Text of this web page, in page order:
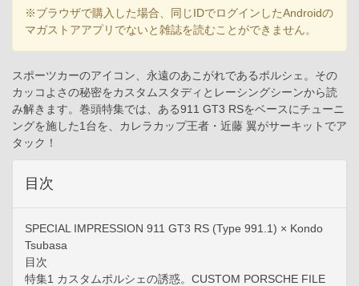
※ブラウザで購入した場合、同じIDでログインしたAndroidの
マガストアアプリでないと雑誌を読むことができません。
スポーツカーのアイコン、永遠のあこがれであるポルシェ。その
カッコよさの秘密をカスタムスタディとレーシングシーンから読
み解きます。巻頭特集では、ある911 GT3 RSをベースにチューニ
ングを施した1台を、カレラカップ王者・近藤 翼がサーキットでア
タック！
目次
SPECIAL IMPRESSION 911 GT3 RS (Type 991.1) × Kondo
Tsubasa
目次
特集1 カスタムポルシェの誘惑。CUSTOM PORSCHE FILE